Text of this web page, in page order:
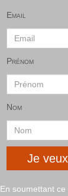
Email
Prénom
Nom
Je
En soumettant